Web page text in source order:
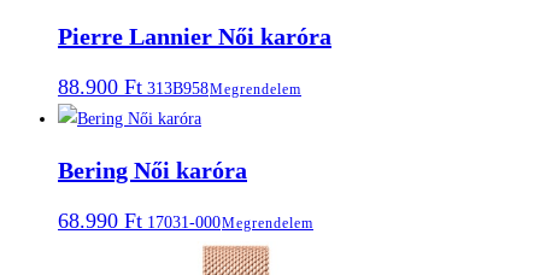
Pierre Lannier Női karóra
88.900 Ft 313B958Megrendelem
Bering Női karóra
68.990 Ft 17031-000Megrendelem